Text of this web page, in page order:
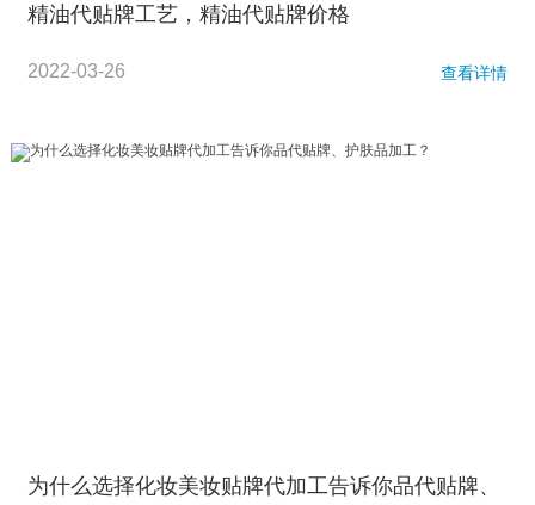
精油代贴牌工艺，精油代贴牌价格
2022-03-26 查看详情
为什么选择化妆美妆贴牌代加工告诉你品代贴牌、